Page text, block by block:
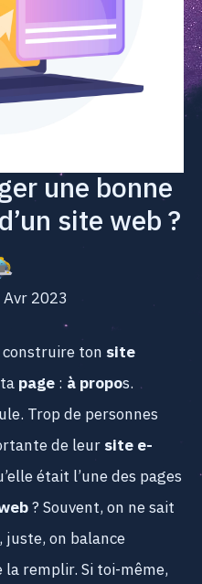
une bonne
site web ?
2023
ton site
page: à propos.
Trop de personnes
de leursite e-
était l’une des pages
? Souvent, on ne sait
juste, on balance
remplir. Si toi-même,